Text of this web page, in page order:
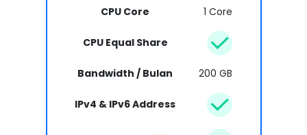
CPU Core
1 Core
CPU Equal Share
Bandwidth / Bulan 200 GB
IPv4 & IPv6 Address